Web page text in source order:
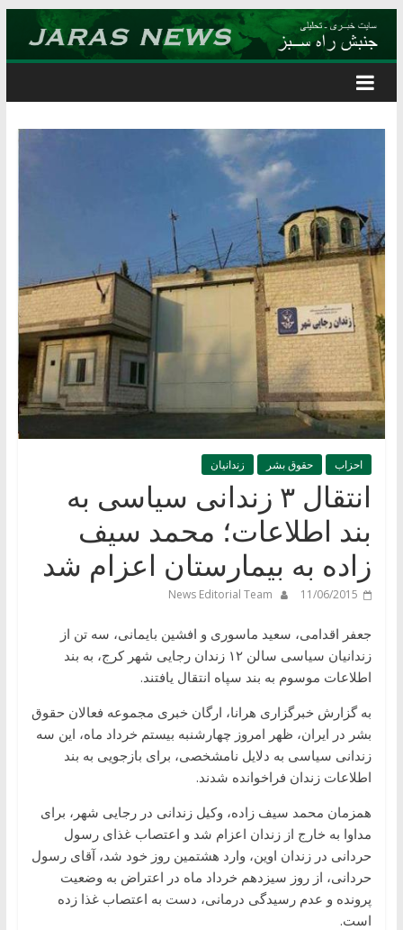
Skip
content
احزاب حقوق بشر زندانیان
انتقال ۳ زندانی سیاسی به
بند اطلاعات؛ محمد سیف
زاده به بیمارستان اعزام شد
11/06/2015
News Editorial Team
جعفر اقدامی، سعید ماسوری و افشین بایمانی، سه تن از
زندانیان سیاسی سالن ۱۲ زندان رجایی شهر کرج، به بند
اطلاعات موسوم به بند سپاه انتقال یافتند.
به گزارش خبرگزاری هرانا، ارگان خبری مجموعه فعالان حقوق
بشر در ایران، ظهر امروز چهارشنبه بیستم خرداد ماه، این سه
زندانی سیاسی به دلایل نامشخصی، برای بازجویی به بند
اطلاعات زندان فراخوانده شدند.
همزمان محمد سیف زاده، وکیل زندانی در رجایی شهر، برای
مداوا به خارج از زندان اعزام شد و اعتصاب غذای رسول
حردانی در زندان اوین، وارد هشتمین روز خود شد، آقای رسول
حردانی، از روز سیزدهم خرداد ماه در اعتراض به وضعیت
پرونده و عدم رسیدگی درمانی، دست به اعتصاب غذا زده
است.